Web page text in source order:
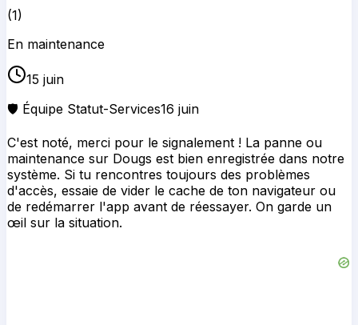
(1)
En maintenance
15 juin
🛡️ Équipe Statut-Services16 juin
C'est noté, merci pour le signalement ! La panne ou
maintenance sur Dougs est bien enregistrée dans notre
système. Si tu rencontres toujours des problèmes
d'accès, essaie de vider le cache de ton navigateur ou
de redémarrer l'app avant de réessayer. On garde un
œil sur la situation.